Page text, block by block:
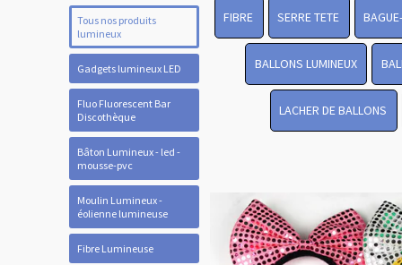
Tous nos produits
lumineux
Gadgets lumineux LED
Fluo Fluorescent Bar
Discothèque
Bâton Lumineux - led -
mousse-pvc
Moulin Lumineux -
éolienne lumineuse
Fibre Lumineuse
FIBRE SERRE TETE
BALLONS LUMINEUX
LACHER DE BALLONS